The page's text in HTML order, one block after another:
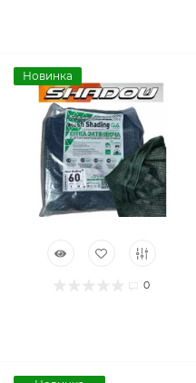
Новинка
0